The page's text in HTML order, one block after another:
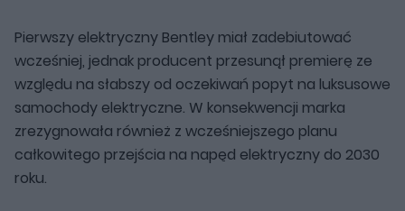
Pierwszy elektryczny Bentley miał zadebiutować
wcześniej, jednak producent przesunął premierę ze
względu na słabszy od oczekiwań popyt na luksusowe
samochody elektryczne. W konsekwencji marka
zrezygnowała również z wcześniejszego planu
całkowitego przejścia na napęd elektryczny do 2030
roku.